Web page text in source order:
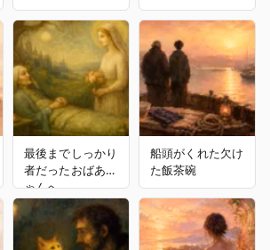
最後までしっかり
者だったおばあち
ゃんへ
船頭がくれた欠け
た飯茶碗